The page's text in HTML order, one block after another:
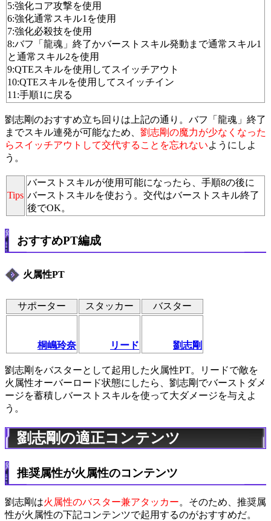
5:強化コア攻撃を使用
6:強化通常スキル1を使用
7:強化必殺技を使用
8:バフ「龍魂」終了かバーストスキル発動まで通常スキル1
と通常スキル2を使用
9:QTEスキルを使用してスイッチアウト
10:QTEスキルを使用してスイッチイン
11:手順1に戻る
劉志剛のおすすめ立ち回りは上記の通り。バフ「龍魂」終了
までスキル連発が可能なため、 劉志剛の魔力が少なくなった
らスイッチアウトして交代することを忘れないようにしよ
う。
Tips
バーストスキルが使用可能になったら、手順8の後に
バーストスキルを使おう。交代はバーストスキル終了
後でOK。
おすすめPT編成
火属性PT
サポーター スタッカー バスター
桐嶋玲奈 リード 劉志剛
劉志剛をバスターとして起用した火属性PT。リードで敵を
火属性オーバーロード状態にしたら、劉志剛でバーストダメ
ージを蓄積しバーストスキルを使って大ダメージを与えよ
う。
劉志剛の適正コンテンツ
推奨属性が火属性のコンテンツ
劉志剛は火属性のバスター兼アタッカー。そのため、推奨属
性が火属性の下記コンテンツで起用するのがおすすめだ。